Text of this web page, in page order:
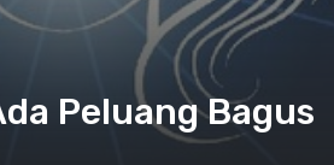
Peluang Bagus